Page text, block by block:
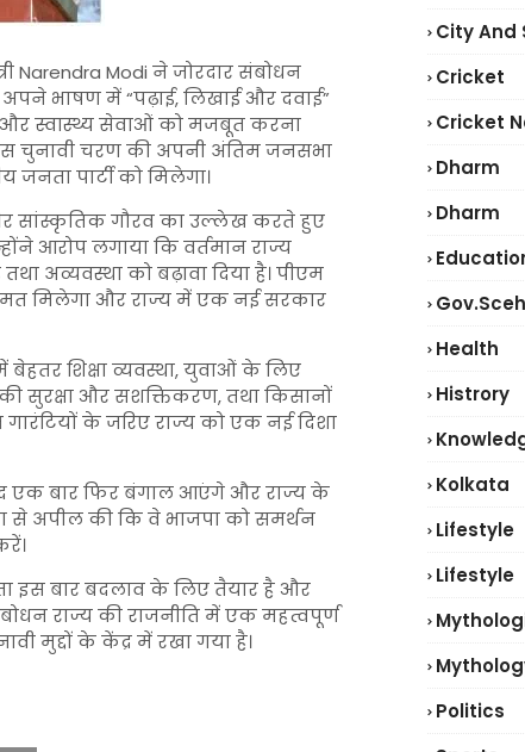
Narendra Modi ने जोरदार संबोधन
भाषण में “पढ़ाई, लिखाई और दवाई”
और स्वास्थ्य सेवाओं को मजबूत करना
चुनावी चरण की अपनी अंतिम जनसभा
जनता पार्टी को मिलेगा।
सांस्कृतिक गौरव का उल्लेख करते हुए
आरोप लगाया कि वर्तमान राज्य
अव्यवस्था को बढ़ावा दिया है। पीएम
मिलेगा और राज्य में एक नई सरकार
बेहतर शिक्षा व्यवस्था, युवाओं के लिए
सुरक्षा और सशक्तिकरण, तथा किसानों
के जरिए राज्य को एक नई दिशा
एक बार फिर बंगाल आएंगे और राज्य के
अपील की कि वे भाजपा को समर्थन
इस बार बदलाव के लिए तैयार है और
राज्य की राजनीति में एक महत्वपूर्ण
मुद्दों के केंद्र में रखा गया है।
City And
Cricket
Cricket
Dharm
Dharm
Health
Histrory
Kolkata
Lifestyle
Lifestyle
Politics